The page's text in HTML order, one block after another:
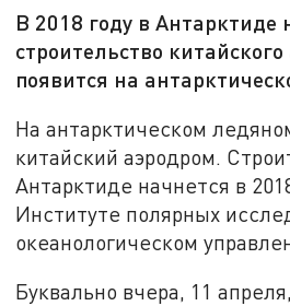
В 2018 году в Антарктиде
строительство
появится на
На антарктическом
китайский аэродром.
Антарктиде начнется в
Институте полярных
океанологическом
Буквально вчера, 11